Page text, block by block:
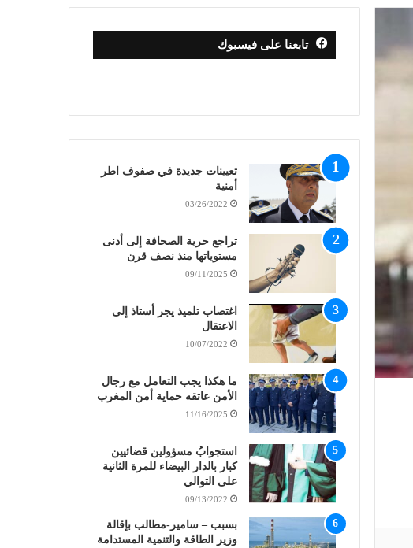
تابعنا على فيسبوك
تعيينات جديدة في صفوف اطر
أمنية
03/26/2022
تراجع حرية الصحافة إلى أدنى
مستوياتها منذ نصف قرن
09/11/2025
اغتصاب تلميذ يجر أستاذ إلى
الاعتقال
10/07/2022
ما هكذا يجب التعامل مع رجال
الأمن عاتقه حماية أمن المغرب
11/16/2025
استجوابُ مسؤولين قضائيين
كبار بالدار البيضاء للمرة الثانية
على التوالي
09/13/2022
بسبب – سامير-مطالب بإقالة
وزير الطاقة والتنمية المستدامة